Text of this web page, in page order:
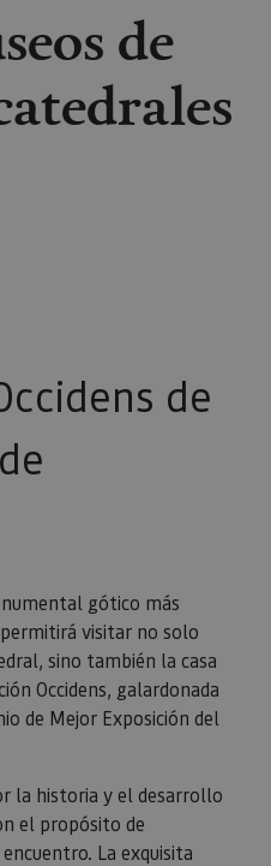
de
de
gótico más
visitar no solo
sino también la casa
Occidens, galardonada
de Mejor Exposición del
la historia y el desarrollo
el propósito de
La exquisita